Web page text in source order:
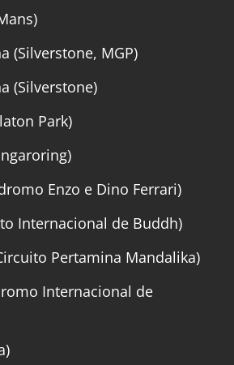
(Silverstone, MGP)
(Silverstone)
Park)
Enzo e Dino Ferrari)
Internacional de Buddh)
Pertamina Mandalika)
Internacional de